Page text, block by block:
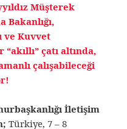
Müşterek
Bakanlığı,
ve Kuvvet
çatı altında,
çalışabileceği
İletişim
Türkiye, 7 – 8